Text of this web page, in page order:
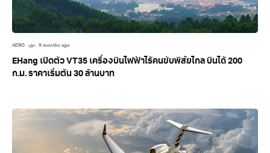
AERO 9 months ago
EHang เปิดตัว VT35 เครื่องบินไฟฟ้าไร้คนขับพิสัยไกล บินได้ 200
ก.ม. ราคาเริ่มต้น 30 ล้านบาท